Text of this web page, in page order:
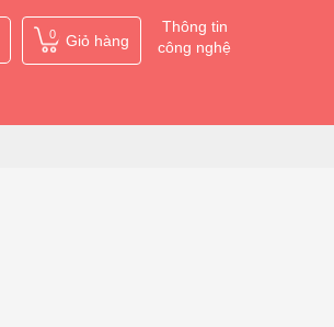
0 Giỏ hàng
Thông tin
công nghệ